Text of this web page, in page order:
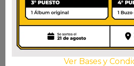
Ver Bases y